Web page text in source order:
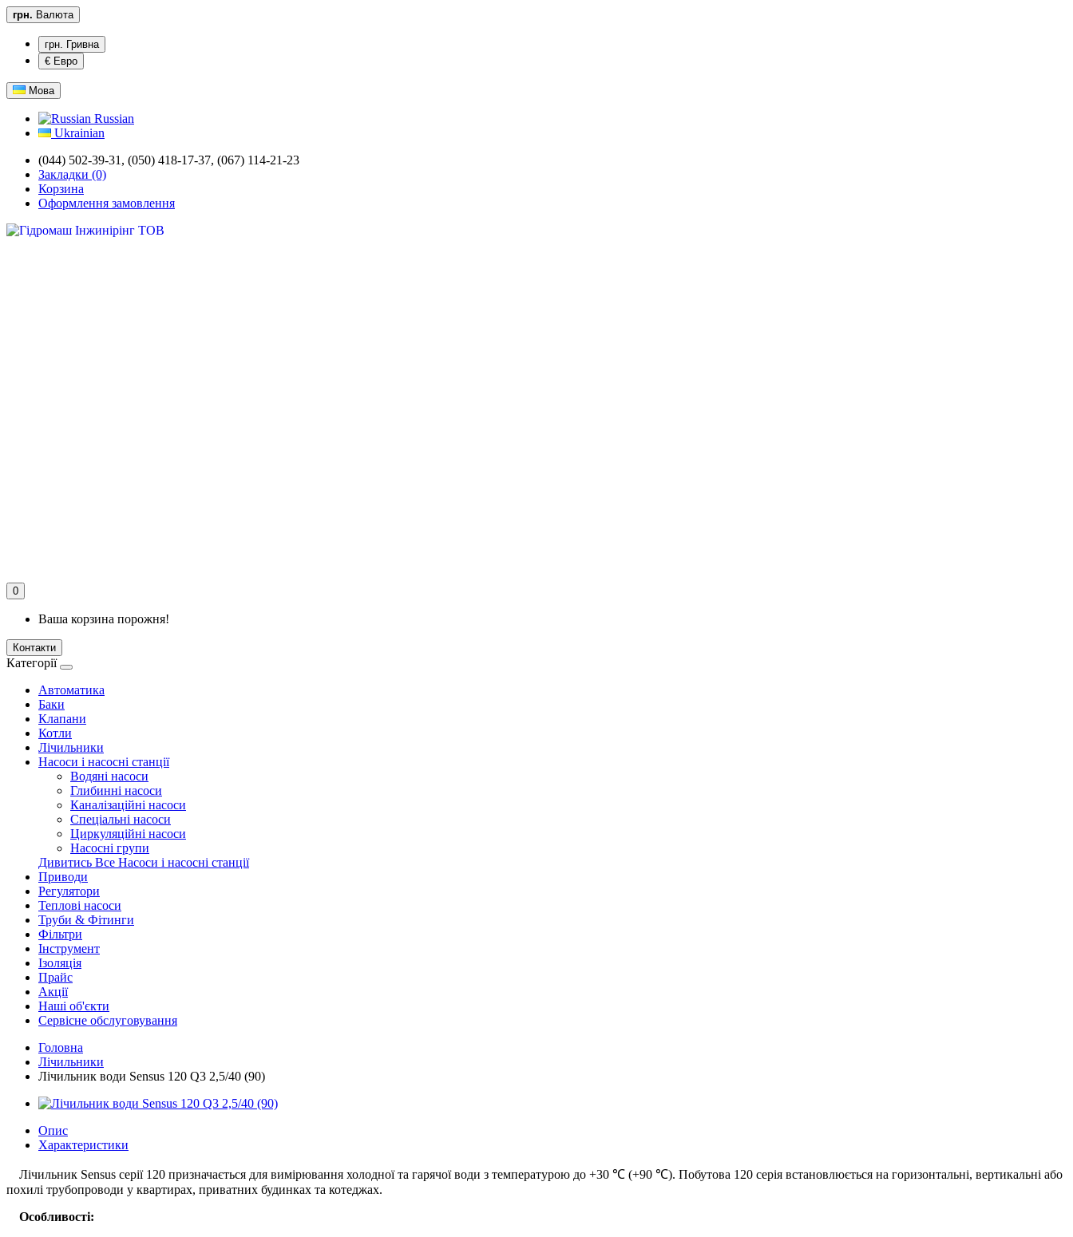
грн. Валюта
грн. Гривна
€ Евро
Мова
Russian
Ukrainian
(044) 502-39-31, (050) 418-17-37, (067) 114-21-23
Закладки (0)
Корзина
Оформлення замовлення
0
Ваша корзина порожня!
Контакти
Категорії
Автоматика
Баки
Клапани
Котли
Лічильники
Насоси і насосні станції
Водяні насоси
Глибинні насоси
Каналізаційні насоси
Спеціальні насоси
Циркуляційні насоси
Насосні групи
Дивитись Все Насоси і насосні станції
Приводи
Регулятори
Теплові насоси
Труби & Фітинги
Фільтри
Інструмент
Ізоляція
Прайс
Акції
Наші об'єкти
Сервісне обслуговування
Головна
Лічильники
Лічильник води Sensus 120 Q3 2,5/40 (90)
Опис
Характеристики
Лічильник Sensus серії 120 призначається для вимірювання холодної та гарячої води з температурою до +30 ℃ (+90 ℃). Побутова 120 серія встановлюється на горизонтальні, вертикальні або
похилі трубопроводи у квартирах, приватних будинках та котеджах.
Особливості: